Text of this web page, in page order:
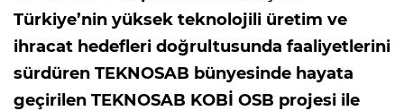
Türkiye’nin yüksek teknolojili üretim ve
ihracat hedefleri doğrultusunda faaliyetlerini
sürdüren TEKNOSAB bünyesinde hayata
geçirilen TEKNOSAB KOBİ OSB projesi ile